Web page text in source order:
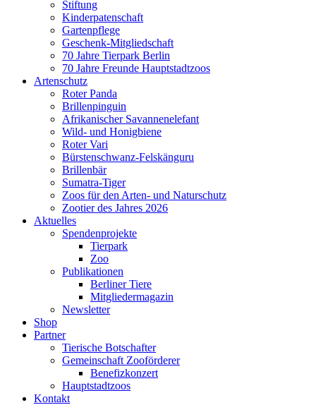
Stiftung
Kinderpatenschaft
Gartenpflege
Geschenk-Mitgliedschaft
70 Jahre Tierpark Berlin
70 Jahre Freunde Hauptstadtzoos
Artenschutz
Roter Panda
Brillenpinguin
Afrikanischer Savannenelefant
Wild- und Honigbiene
Roter Vari
Bürstenschwanz-Felskänguru
Brillenbär
Sumatra-Tiger
Zoos für den Arten- und Naturschutz
Zootier des Jahres 2026
Aktuelles
Spendenprojekte
Tierpark
Zoo
Publikationen
Berliner Tiere
Mitgliedermagazin
Newsletter
Shop
Partner
Tierische Botschafter
Gemeinschaft Zooförderer
Benefizkonzert
Hauptstadtzoos
Kontakt